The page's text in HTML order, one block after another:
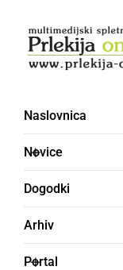
Naslovnica
Novice
Dogodki
Arhiv
Portal
modri